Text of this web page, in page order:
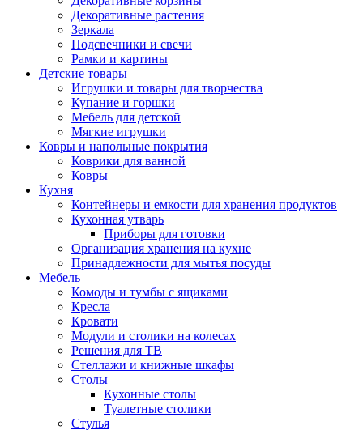
Декоративные растения
Зеркала
Подсвечники и свечи
Рамки и картины
Детские товары
Игрушки и товары для творчества
Купание и горшки
Мебель для детской
Мягкие игрушки
Ковры и напольные покрытия
Коврики для ванной
Ковры
Кухня
Контейнеры и емкости для хранения продуктов
Кухонная утварь
Приборы для готовки
Организация хранения на кухне
Принадлежности для мытья посуды
Мебель
Комоды и тумбы с ящиками
Кресла
Кровати
Модули и столики на колесах
Решения для ТВ
Стеллажи и книжные шкафы
Столы
Кухонные столы
Туалетные столики
Стулья